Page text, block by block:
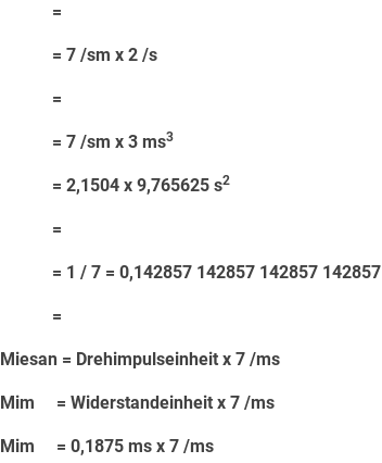
=
= 7 /sm x 2 /s =
=
= 7 /sm x 3 ms3 =
= 2,1504 x 9,765625 s2 =
=
= 1 / 7 = 0,142857 142857 142857 142857
=
Miesan = Drehimpulseinheit x 7 /
Mim = Widerstandeinheit x 7
Mim = 0,1875 ms x 7 /ms